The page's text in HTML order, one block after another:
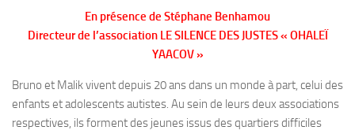
En présence de Stéphane Benhamou
Directeur de l’association LE SILENCE DES JUSTES « OHALEÏ
YAACOV »
Bruno et Malik vivent depuis 20 ans dans un monde à part, celui des
enfants et adolescents autistes. Au sein de leurs deux associations
respectives, ils forment des jeunes issus des quartiers difficiles